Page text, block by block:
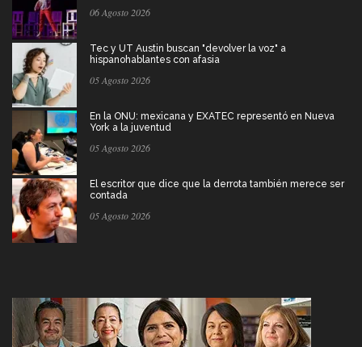
06 Agosto 2026
Tec y UT Austin buscan "devolver la voz" a
hispanohablantes con afasia
05 Agosto 2026
En la ONU: mexicana y EXATEC representó en Nueva
York a la juventud
05 Agosto 2026
El escritor que dice que la derrota también merece ser
contada
05 Agosto 2026